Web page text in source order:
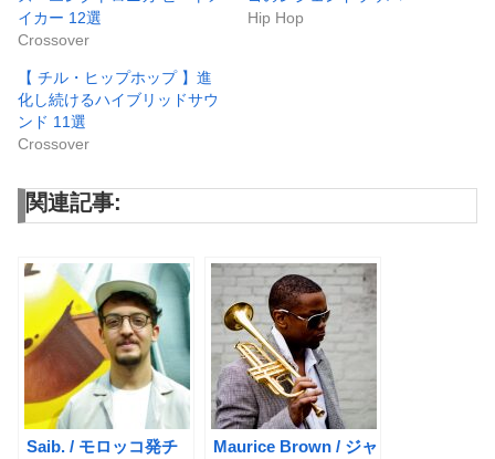
イカー 12選
Crossover
Hip Hop
【 チル・ヒップホップ 】進
化し続けるハイブリッドサウ
ンド 11選
Crossover
関連記事:
Saib. / モロッコ発チ
Maurice Brown / ジャ